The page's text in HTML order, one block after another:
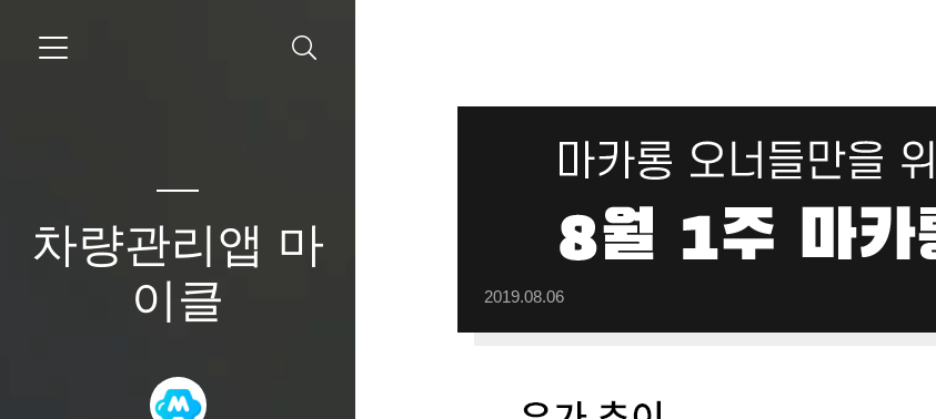
차량관리앱 마
이클
2019.08.06